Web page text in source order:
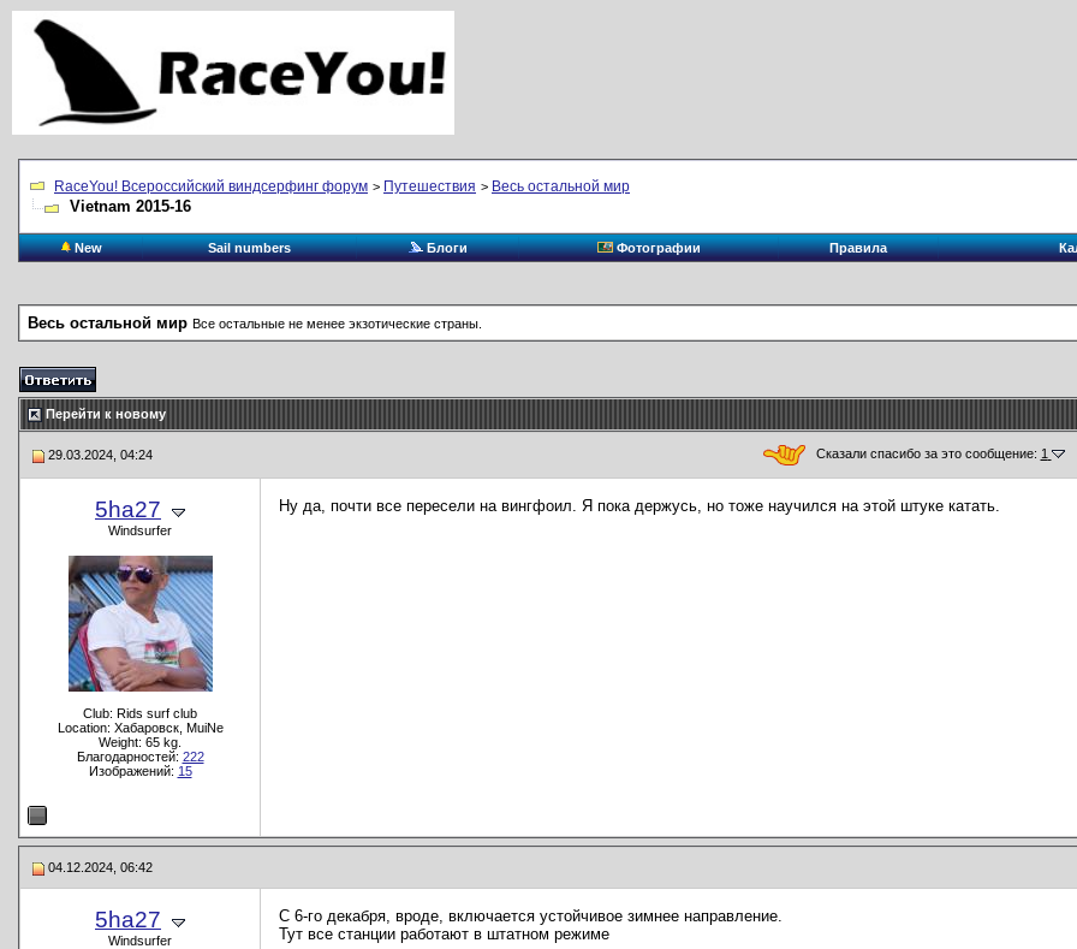
RaceYou! Всероссийский виндсерфинг форум > Путешествия > Весь остальной мир
Vietnam 2015-16
New Sail numbers Блоги Фотографии Правила
Весь остальной мир Все остальные не менее экзотические страны.
Перейти к новому
29.03.2024, 04:24 Сказали спасибо за это сообщение: 1
5ha27
Windsurfer
Club: Rids surf club
Location: Хабаровск, MuiNe
Weight: 65 kg.
Благодарностей: 222
Изображений: 15
Ну да, почти все пересели на вингфоил. Я пока держусь, но тоже научился на этой штуке катать.
04.12.2024, 06:42
5ha27
Windsurfer
С 6-го декабря, вроде, включается устойчивое зимнее направление.
Тут все станции работают в штатном режиме